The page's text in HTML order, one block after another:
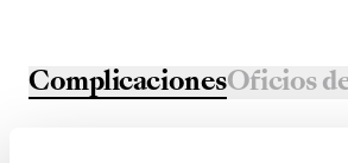
ComplicacionesOficios